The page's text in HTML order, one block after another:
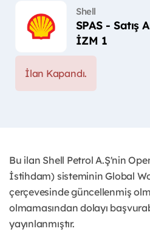
Shell
SPAS - Satış
İZM 1
İlan Kapandı.
Bu ilan Shell Petrol A.Ş'nin
İstihdam) sisteminin Global
çerçevesinde güncellenmiş
olmamasından dolayı
yayınlanmıştır.